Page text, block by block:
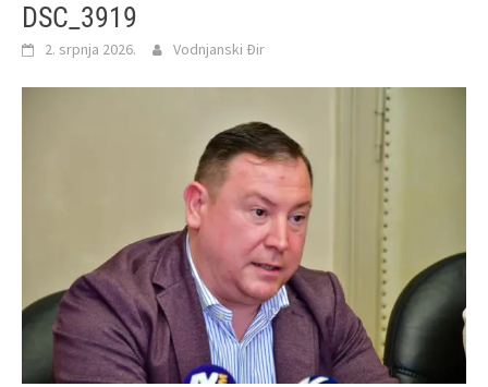
DSC_3919
2. srpnja 2026. Vodnjanski Đir